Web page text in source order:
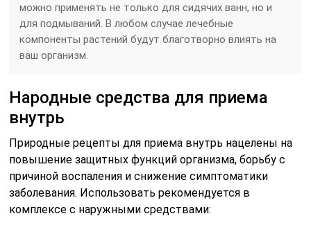
можно применять не только для сидячих ванн, но и
для подмываний. В любом случае лечебные
компоненты растений будут благотворно влиять на
ваш организм.
Народные средства для приема
внутрь
Природные рецепты для приема внутрь нацелены на
повышение защитных функций организма, борьбу с
причиной воспаления и снижение симптоматики
заболевания. Использовать рекомендуется в
комплексе с наружными средствами: